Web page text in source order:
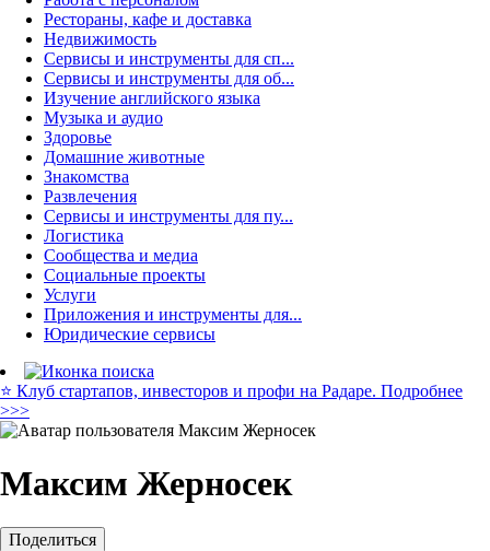
Рестораны, кафе и доставка
Недвижимость
Сервисы и инструменты для сп...
Сервисы и инструменты для об...
Изучение английского языка
Музыка и аудио
Здоровье
Домашние животные
Знакомства
Развлечения
Сервисы и инструменты для пу...
Логистика
Сообщества и медиа
Социальные проекты
Услуги
Приложения и инструменты для...
Юридические сервисы
⭐️ Клуб стартапов, инвесторов и профи на Радаре. Подробнее
>>>
Максим Жерносек
Поделиться